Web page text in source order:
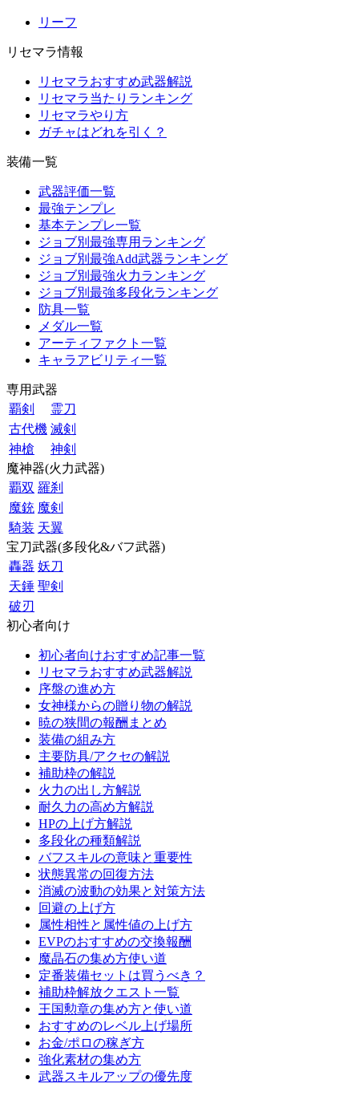
リーフ
リセマラ情報
リセマラおすすめ武器解説
リセマラ当たりランキング
リセマラやり方
ガチャはどれを引く？
装備一覧
武器評価一覧
最強テンプレ
基本テンプレ一覧
ジョブ別最強専用ランキング
ジョブ別最強Add武器ランキング
ジョブ別最強火力ランキング
ジョブ別最強多段化ランキング
防具一覧
メダル一覧
アーティファクト一覧
キャラアビリティ一覧
専用武器
覇剣
霊刀
古代機 滅剣
神槍
神剣
魔神器(火力武器)
覇双 羅刹
魔銃 魔剣
騎装 天翼
宝刀武器(多段化&バフ武器)
轟器 妖刀
天錘 聖剣
破刃
初心者向け
初心者向けおすすめ記事一覧
リセマラおすすめ武器解説
序盤の進め方
女神様からの贈り物の解説
暁の狭間の報酬まとめ
装備の組み方
主要防具/アクセの解説
補助枠の解説
火力の出し方解説
耐久力の高め方解説
HPの上げ方解説
多段化の種類解説
バフスキルの意味と重要性
状態異常の回復方法
消滅の波動の効果と対策方法
回避の上げ方
属性相性と属性値の上げ方
EVPのおすすめの交換報酬
魔晶石の集め方使い道
定番装備セットは買うべき？
補助枠解放クエスト一覧
王国勲章の集め方と使い道
おすすめのレベル上げ場所
お金/ポロの稼ぎ方
強化素材の集め方
武器スキルアップの優先度